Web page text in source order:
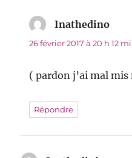
Inathedino
26 février 2017 à 20 h 12
( pardon j’ai mal
Répondre